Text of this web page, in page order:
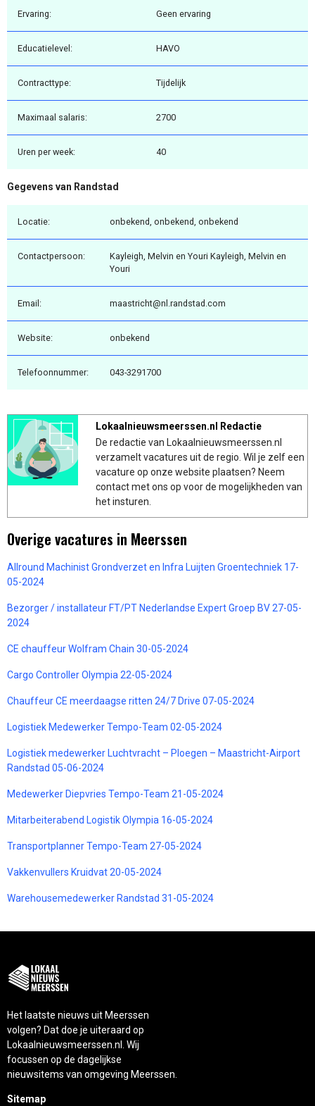
Ervaring: Geen ervaring
Educatielevel: HAVO
Contracttype: Tijdelijk
Maximaal salaris: 2700
Uren per week: 40
Gegevens van Randstad
Locatie: onbekend, onbekend, onbekend
Contactpersoon:
Kayleigh, Melvin en Youri Kayleigh, Melvin en
Youri
Email: maastricht@nl.randstad.com
Website: onbekend
Telefoonnummer: 043-3291700
Lokaalnieuwsmeerssen.nl Redactie
De redactie van Lokaalnieuwsmeerssen.nl
verzamelt vacatures uit de regio. Wil je zelf een
vacature op onze website plaatsen? Neem
contact met ons op voor de mogelijkheden van
het insturen.
Overige vacatures in Meerssen
Allround Machinist Grondverzet en Infra Luijten Groentechniek 17-
05-2024
Bezorger / installateur FT/PT Nederlandse Expert Groep BV 27-05-
2024
CE chauffeur Wolfram Chain 30-05-2024
Cargo Controller Olympia 22-05-2024
Chauffeur CE meerdaagse ritten 24/7 Drive 07-05-2024
Logistiek Medewerker Tempo-Team 02-05-2024
Logistiek medewerker Luchtvracht – Ploegen – Maastricht-Airport
Randstad 05-06-2024
Medewerker Diepvries Tempo-Team 21-05-2024
Mitarbeiterabend Logistik Olympia 16-05-2024
Transportplanner Tempo-Team 27-05-2024
Vakkenvullers Kruidvat 20-05-2024
Warehousemedewerker Randstad 31-05-2024
Het laatste nieuws uit Meerssen
volgen? Dat doe je uiteraard op
Lokaalnieuwsmeerssen.nl. Wij
focussen op de dagelijkse
nieuwsitems van omgeving Meerssen.
Sitemap